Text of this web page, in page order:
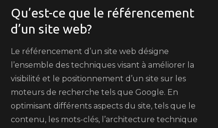
Qu’est-ce que le référencement
d’un site web?
Le référencement d’un site web désigne
l’ensemble des techniques visant à améliorer la
visibilité et le positionnement d’un site sur les
moteurs de recherche tels que Google. En
optimisant différents aspects du site, tels que le
contenu, les mots-clés, l’architecture technique